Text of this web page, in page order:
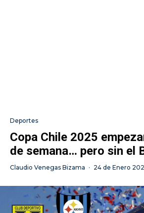
Deportes
Copa Chile 2025
de semana… pero sin el
Claudio Venegas Bizama · 24 de Enero